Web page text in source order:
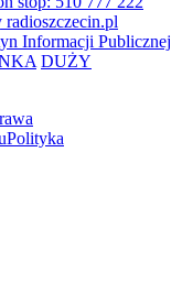
radioszczecin.pl
Informacji Publicznej
DUŻY
Polityka